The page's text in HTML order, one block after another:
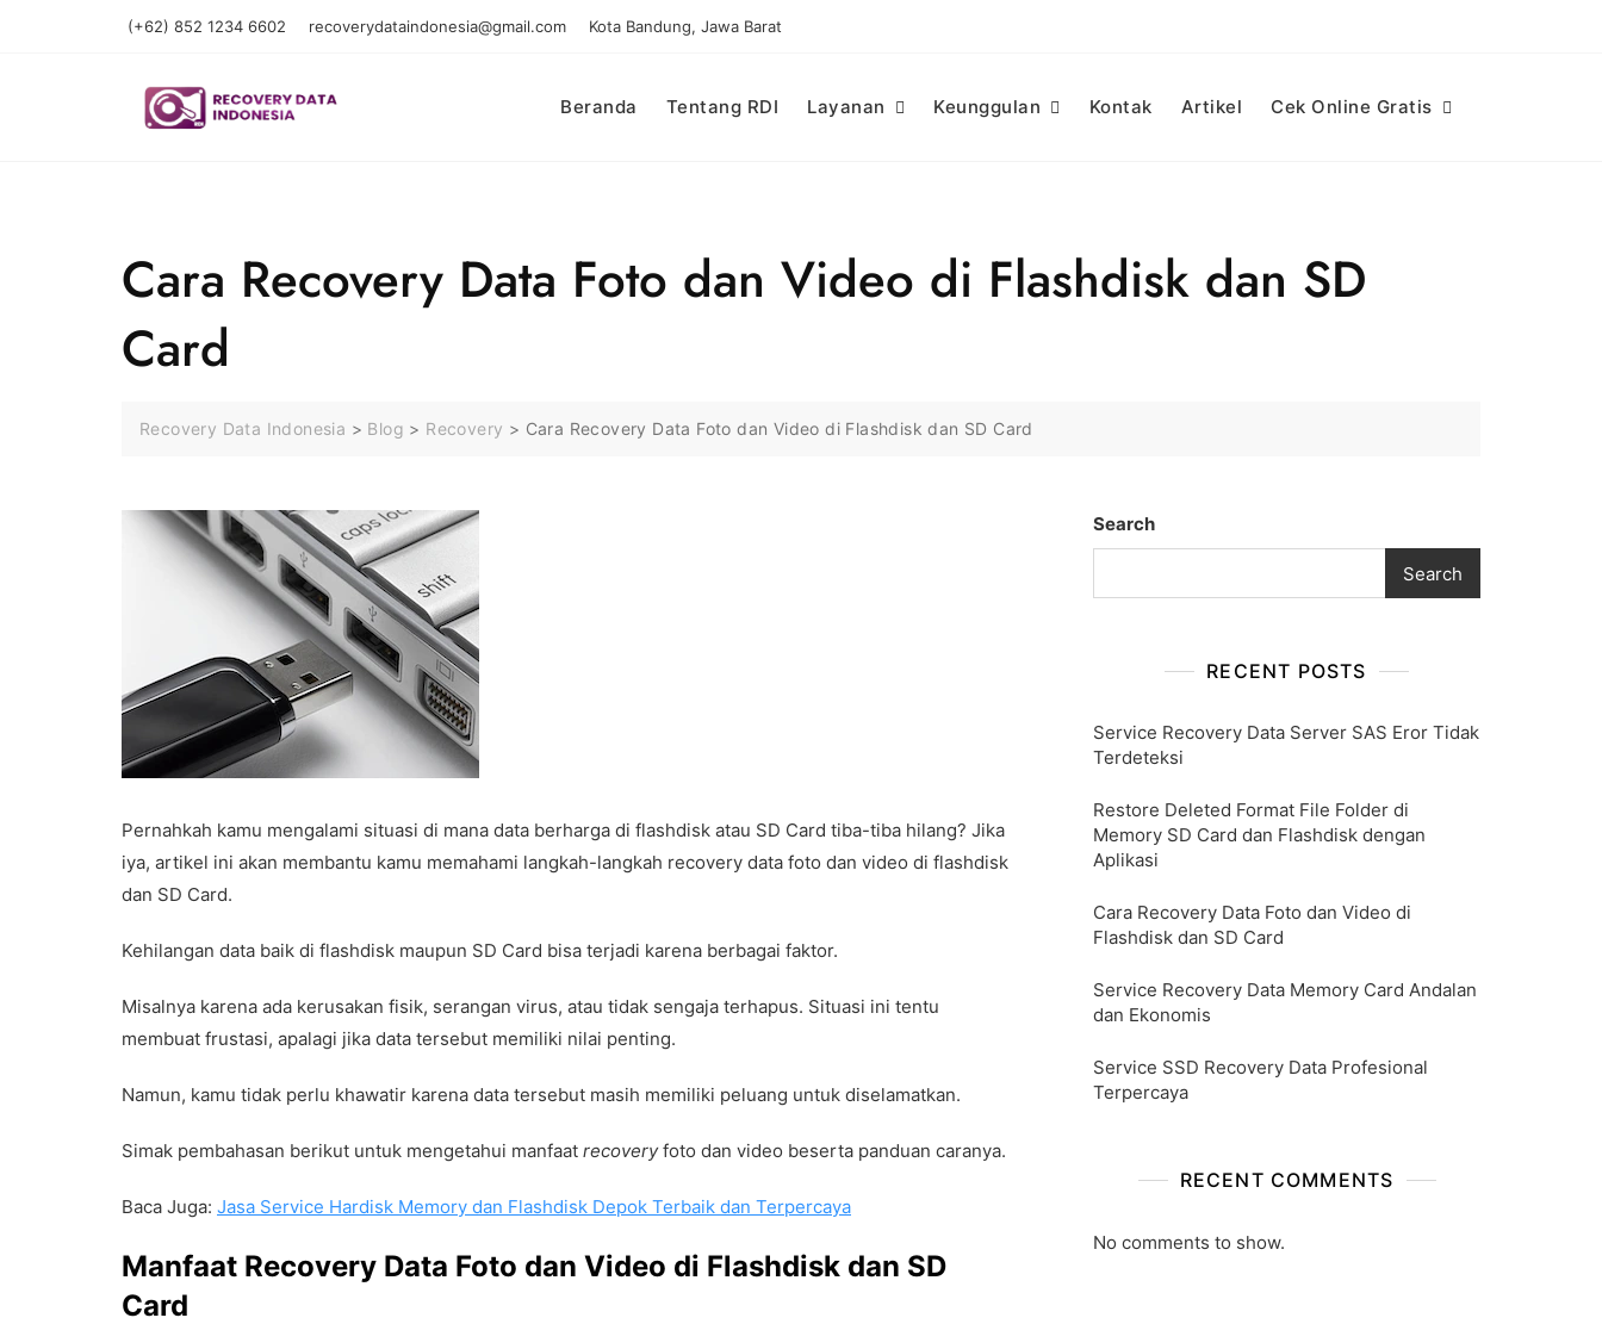
(+62) 852 1234 6602 recoverydataindonesia@gmail.com Kota Bandung, Jawa Barat
Beranda Tentang RDI Layanan Keunggulan Kontak Artikel Cek Online Gratis
Cara Recovery Data Foto dan Video di Flashdisk dan SD
Card
Recovery Data Indonesia > Blog > Recovery > Cara Recovery Data Foto dan Video di Flashdisk dan SD Card
Pernahkah kamu mengalami situasi di mana data berharga di flashdisk atau SD Card tiba-tiba hilang? Jika
iya, artikel ini akan membantu kamu memahami langkah-langkah recovery data foto dan video di flashdisk
dan SD Card.
Kehilangan data baik di flashdisk maupun SD Card bisa terjadi karena berbagai faktor.
Misalnya karena ada kerusakan fisik, serangan virus, atau tidak sengaja terhapus. Situasi ini tentu
membuat frustasi, apalagi jika data tersebut memiliki nilai penting.
Namun, kamu tidak perlu khawatir karena data tersebut masih memiliki peluang untuk diselamatkan.
Simak pembahasan berikut untuk mengetahui manfaat recoveryfoto dan video beserta panduan caranya.
Baca Juga: Jasa Service Hardisk Memory dan Flashdisk Depok Terbaik dan Terpercaya
Manfaat Recovery Data Foto dan Video di Flashdisk dan SD
Card
Search
Search
RECENT POSTS
Service Recovery Data Server SAS Eror Tidak
Terdeteksi
Restore Deleted Format File Folder di
Memory SD Card dan Flashdisk dengan
Aplikasi
Cara Recovery Data Foto dan Video di
Flashdisk dan SD Card
Service Recovery Data Memory Card Andalan
dan Ekonomis
Service SSD Recovery Data Profesional
Terpercaya
RECENT COMMENTS
No comments to show.